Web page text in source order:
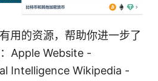
用的资源，帮助你进一步了
Apple Website -
Intelligence Wikipedia -